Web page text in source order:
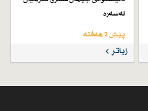
لەسەرە
پێش 2 هەفتە
زیاتر